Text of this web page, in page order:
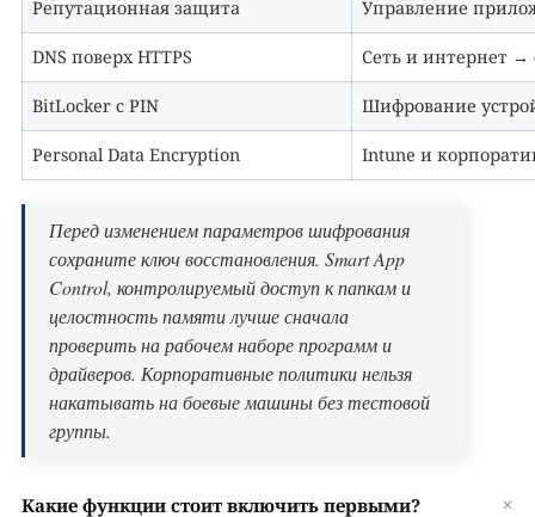
Репутационная защита Управление
DNS поверх HTTPS Сеть и интернет →
BitLocker с PIN Шифрование
Personal Data Encryption Intune и
Перед изменением параметров шифрования
сохраните ключ восстановления. Smart App
Control, контролируемый доступ к папкам и
целостность памяти лучше сначала
проверить на рабочем наборе программ и
драйверов. Корпоративные политики нельзя
накатывать на боевые машины без тестовой
группы.
Какие функции стоит включить первыми?